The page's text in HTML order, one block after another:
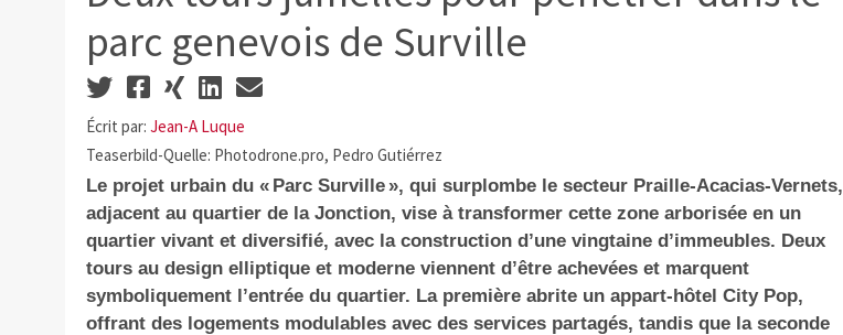
parc genevois de Surville
Écrit par: Jean-A Luque
Teaserbild-Quelle: Photodrone.pro, Pedro Gutiérrez
Le projet urbain du « Parc Surville », qui surplombe le secteur Praille-Acacias-Vernets,
adjacent au quartier de la Jonction, vise à transformer cette zone arborisée en un
quartier vivant et diversifié, avec la construction d’une vingtaine d’immeubles. Deux
tours au design elliptique et moderne viennent d’être achevées et marquent
symboliquement l’entrée du quartier. La première abrite un appart-hôtel City Pop,
offrant des logements modulables avec des services partagés, tandis que la seconde